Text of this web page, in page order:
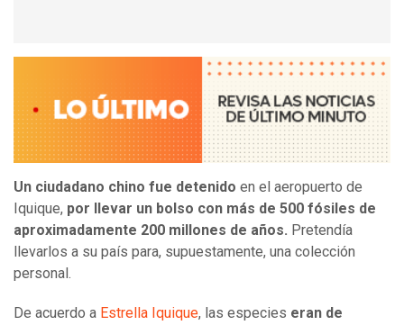
Un ciudadano chino fue detenido en el aeropuerto de
Iquique, por llevar un bolso con más de 500 fósiles de
aproximadamente 200 millones de años. Pretendía
llevarlos a su país para, supuestamente, una colección
personal.
De acuerdo a Estrella Iquique, las especies eran de